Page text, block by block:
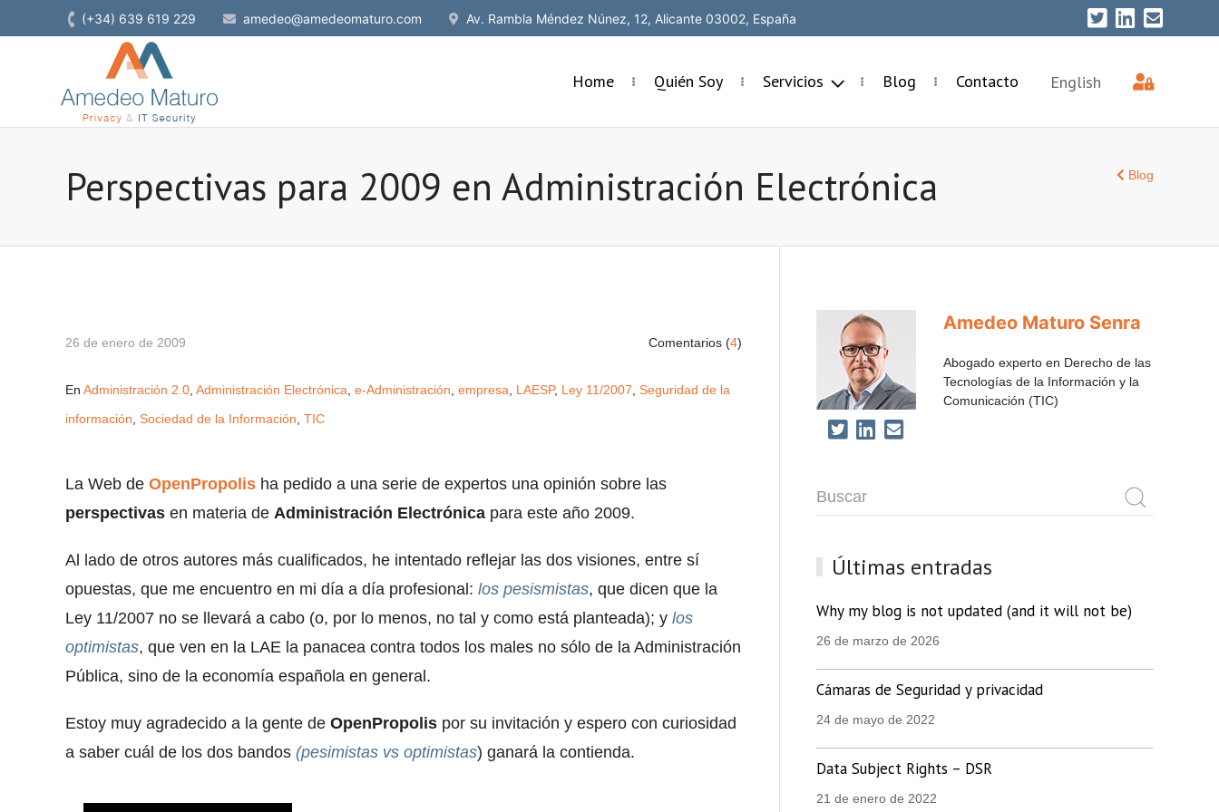
(+34) 639 619 229 amedeo@amedeomaturo.com Av. Rambla Méndez Núnez, 12, Alicante 03002, España
Home Quién Soy Servicios Blog Contacto English
Perspectivas para 2009 en Administración Electrónica Blog
26 de enero de 2009 Comentarios (4)
En Administración 2.0 Administración Electrónica e-Administración empresa LAESP, Ley 11/2007 Seguridad de la
información Sociedad de la Información TIC
La Web de OpenPropolis ha pedido a una serie de expertos una opinión sobre las
perspectivas en materia de Administración Electrónica para este año 2009.
Al lado de otros autores más cualificados, he intentado reflejar las dos visiones, entre sí
opuestas, que me encuentro en mi día a día profesional: los pesismistas, que dicen que la
Ley 11/2007 no se llevará a cabo (o, por lo menos, no tal y como está planteada); y los
optimistas, que ven en la LAE la panacea contra todos los males no sólo de la Administración
Pública, sino de la economía española en general.
Estoy muy agradecido a la gente de OpenPropolis por su invitación y espero con curiosidad
a saber cuál de los dos bandos (pesimistas vs optimistas) ganará la contienda.
Amedeo Maturo Senra
Abogado experto en Derecho de las
Tecnologías de la Información y la
Comunicación (TIC)
Últimas entradas
Why my blog is not updated (and it will not be)
26 de marzo de 2026
Cámaras de Seguridad y privacidad
24 de mayo de 2022
Data Subject Rights – DSR
21 de enero de 2022